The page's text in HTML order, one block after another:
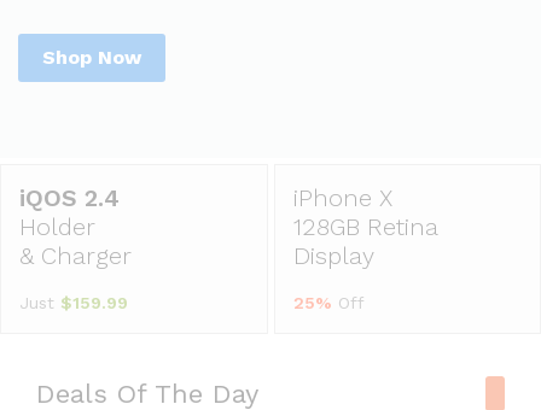
Shop Now
Holder
& Charger
Just $159.99
iPhone X
128GB Retina
Display
25% Off
Deals Of The Day